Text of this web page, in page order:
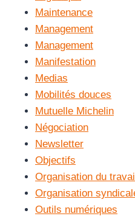
Maintenance
Management
Management
Manifestation
Medias
Mobilités douces
Mutuelle Michelin
Négociation
Newsletter
Objectifs
Organisation du
Organisation
Outils numériques